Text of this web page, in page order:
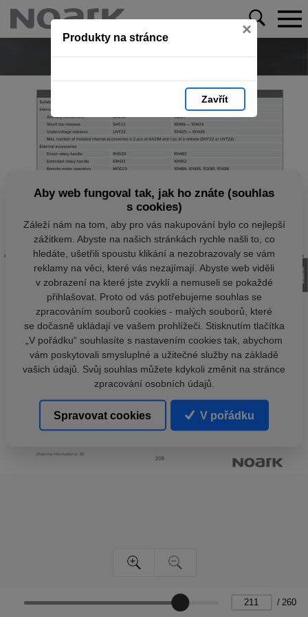
Produkty na stránce ×
Zavřít
/ 260
Aby web fungoval tak, jak ho znáte (souhlas
s cookies)
Záleží nám na tom, aby pro vás nakupování bylo co nejlepší
zážitkem. Abyste na našich stránkách rychle našli to, co
hledáte, ušetřili spoustu klikání a nezobrazovaly se vám
reklamy na věci, které vás nezajímají. Abyste web viděli
v zobrazení na které jste zvyklí a nemuseli se pokaždé
přihlašovat. Proto od vás potřebujeme souhlas se
zpracováním souborů cookies - malých souborů, které
se dočasně ukládají ve vašem prohlížeči. Stisknutím tlačítka
„V pořádku“ souhlasíte s nastavením cookies tak, abychom
vám poskytovali smysluplné a užitečné služby na základě
vašich údajů. Svůj souhlas můžete kdykoli změnit na stránce
zpracování osobních údajů.
Spravovat cookies V pořádku